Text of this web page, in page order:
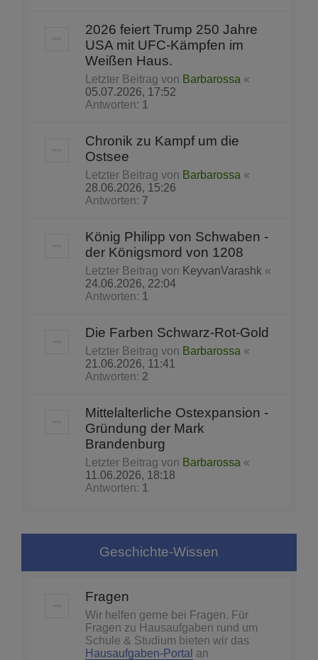
2026 feiert Trump 250 Jahre
USA mit UFC-Kämpfen im
Weißen Haus.
Letzter Beitrag von Barbarossa «
05.07.2026, 17:52
Antworten: 1
Chronik zu Kampf um die
Ostsee
Letzter Beitrag von Barbarossa «
28.06.2026, 15:26
Antworten: 7
König Philipp von Schwaben -
der Königsmord von 1208
Letzter Beitrag von KeyvanVarashk «
24.06.2026, 22:04
Antworten: 1
Die Farben Schwarz-Rot-Gold
Letzter Beitrag von Barbarossa «
21.06.2026, 11:41
Antworten: 2
Mittelalterliche Ostexpansion -
Gründung der Mark
Brandenburg
Letzter Beitrag von Barbarossa «
11.06.2026, 18:18
Antworten: 1
Geschichte-Wissen
Fragen
Wir helfen gerne bei Fragen. Für
Fragen zu Hausaufgaben rund um
Schule & Studium bieten wir das
Hausaufgaben-Portal an